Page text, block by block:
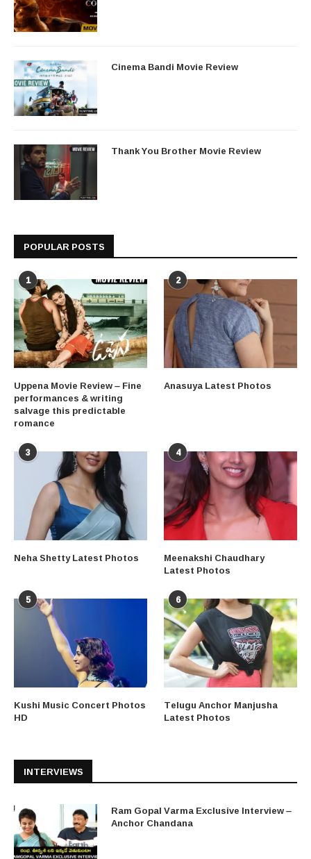
Cinema Bandi Movie Review
Thank You Brother Movie Review
POPULAR POSTS
1
Uppena Movie Review – Fine
performances & writing
salvage this predictable
romance
2
Anasuya Latest Photos
3
Neha Shetty Latest Photos
4
Meenakshi Chaudhary
Latest Photos
5
Kushi Music Concert Photos
HD
6
Telugu Anchor Manjusha
Latest Photos
INTERVIEWS
Ram Gopal Varma Exclusive Interview –
Anchor Chandana